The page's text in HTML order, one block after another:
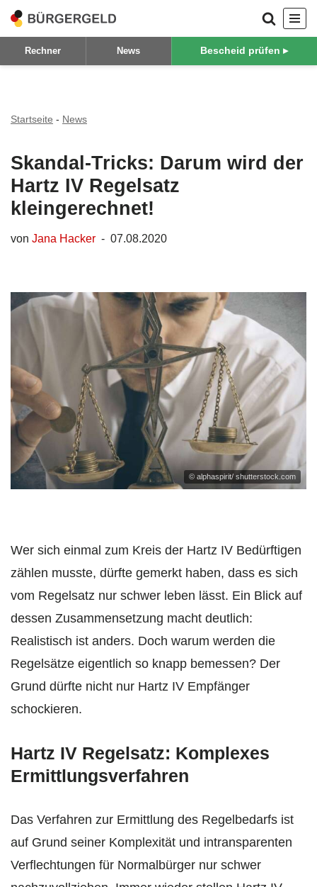
Zum
Inhalt
Rechner News Bescheid prüfen ▸
Startseite - News
Skandal-Tricks: Darum wird der
Hartz IV Regelsatz
kleingerechnet!
von Jana Hacker 07.08.2020
© alphaspirit/ shutterstock.com
Wer sich einmal zum Kreis der Hartz IV Bedürftigen
zählen musste, dürfte gemerkt haben, dass es sich
vom Regelsatz nur schwer leben lässt. Ein Blick auf
dessen Zusammensetzung macht deutlich:
Realistisch ist anders. Doch warum werden die
Regelsätze eigentlich so knapp bemessen? Der
Grund dürfte nicht nur Hartz IV Empfänger
schockieren.
Hartz IV Regelsatz: Komplexes
Ermittlungsverfahren
Das Verfahren zur Ermittlung des Regelbedarfs ist
auf Grund seiner Komplexität und intransparenten
Verflechtungen für Normalbürger nur schwer